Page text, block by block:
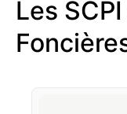
Les